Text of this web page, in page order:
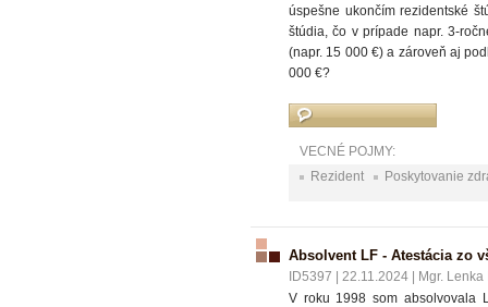
úspešne ukončím rezidentské
štúdia, čo v prípade napr. 3-
(napr. 15 000 €) a zároveň aj
000 €?
VECNÉ POJMY:
Rezident
Poskytovanie
Absolvent LF - Atestácia zo
ID5397 22.11.2024
Mgr.
V roku 1998 som absolvovala